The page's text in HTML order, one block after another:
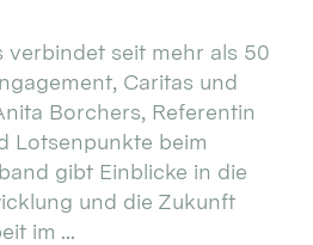
verbindet seit mehr als 50
Caritas und
Borchers, Referentin
Lotsenpunkte beim
gibt Einblicke in die
und die Zukunft
im ...